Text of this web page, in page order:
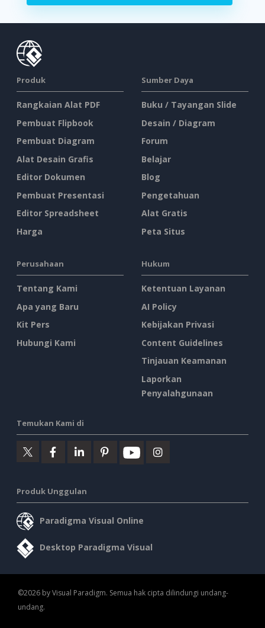
Produk
Rangkaian Alat PDF
Pembuat Flipbook
Pembuat Diagram
Alat Desain Grafis
Editor Dokumen
Pembuat Presentasi
Editor Spreadsheet
Harga
Sumber Daya
Buku / Tayangan Slide
Desain / Diagram
Forum
Belajar
Blog
Pengetahuan
Alat Gratis
Peta Situs
Perusahaan
Tentang Kami
Apa yang Baru
Kit Pers
Hubungi Kami
Hukum
Ketentuan Layanan
AI Policy
Kebijakan Privasi
Content Guidelines
Tinjauan Keamanan
Laporkan
Penyalahgunaan
Temukan Kami di
Produk Unggulan
Paradigma Visual Online
Desktop Paradigma Visual
©2026 by Visual Paradigm. Semua hak cipta dilindungi undang-
undang.